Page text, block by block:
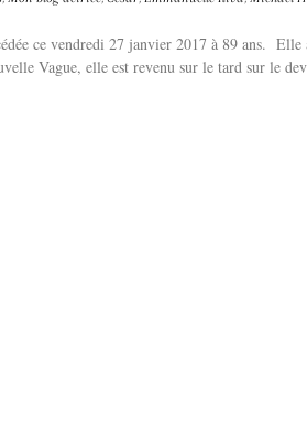
ce vendredi 27 janvier 2017 à 89 ans.
Vague, elle est revenu sur le tard sur le